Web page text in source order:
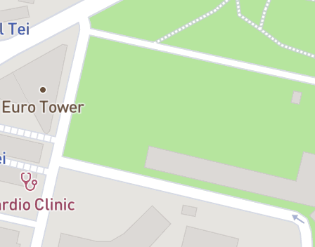
Bătută:
Costin Bellu și Dumitru Roșca
Mâini în mâini:Mihail Ionescu și Bogdan Faraoneanu
Patine:
Florina Vasilescu și Răzvan Vasilescu
Rola rola:Gabriel Nuță
Dresor cal:
Filimon Iordache
Marius Dinu și Andrei Oncescu
Jonglerie și cercuri:
Marie Fătu, Emilia Rotaru, Alexandru Rotaru,
Alexandru Hoarca, Aysha Brinzea, Gamze Saldiz, Alyssa Lazăr,
Julia Petreanu, Gabi Dobre, Mirela Bogdănescu, Ana Radu, Gabriela
Vlad, Gabriela Greban, Raluca Badea, Ruxandra Toma
Dresor papagal:
Bogdan Lazăr Andreescu
Eșarfă, Năvod și dansuri:Ana Cristina Andrieș, Taheira Aija, Aurora
Neculache, Cristina Voicu, Loredana Acostachioaiei
Trapez:Alyssa Lazăr
Orchestra:
Andreea Csibi - pian, Andrei Paraschiv - percuție,
Cristian Balaș / Lavinia Săteanu - vioară, Claudiu Mirea - chitară,